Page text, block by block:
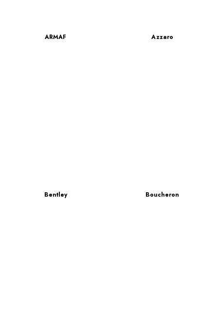
ARMAF Azzaro
Bentley Boucheron